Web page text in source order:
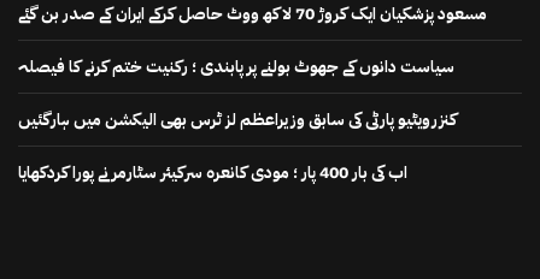
مسعود پزشکیان ایک کروڑ 70 لاکھ ووٹ حاصل کرکے ایران کے صدر بن گئے
سیاست دانوں کے جھوٹ بولنے پر پابندی ؛ رکنیت ختم کرنے کا فیصلہ
کنزرویٹیو پارٹی کی سابق وزیراعظم لز ٹرس بھی الیکشن میں ہارگئیں
اب کی بار 400 پار ؛ مودی کانعرہ سرکیئر سٹارمر نے پورا کردکھایا